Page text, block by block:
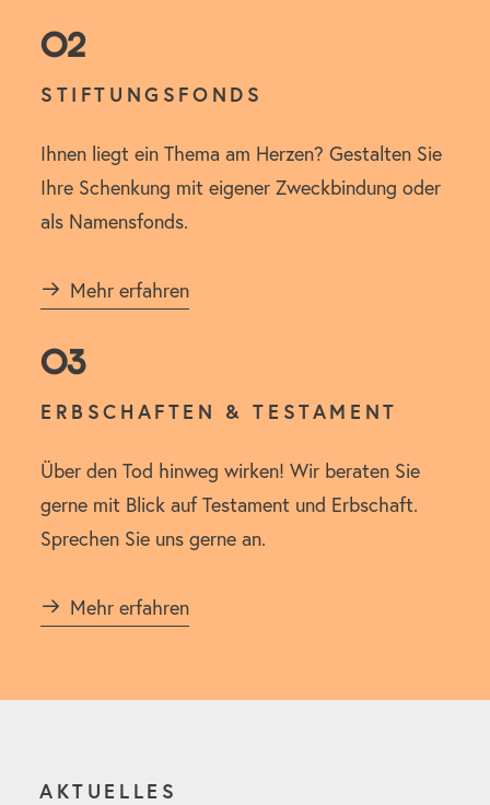
02
STIFTUNGSFONDS
Ihnen liegt ein Thema am Herzen? Gestalten Sie
Ihre Schenkung mit eigener Zweckbindung oder
als Namensfonds.
Mehr erfahren
03
ERBSCHAFTEN & TESTAMENT
Über den Tod hinweg wirken! Wir beraten Sie
gerne mit Blick auf Testament und Erbschaft.
Sprechen Sie uns gerne an.
Mehr erfahren
AKTUELLES